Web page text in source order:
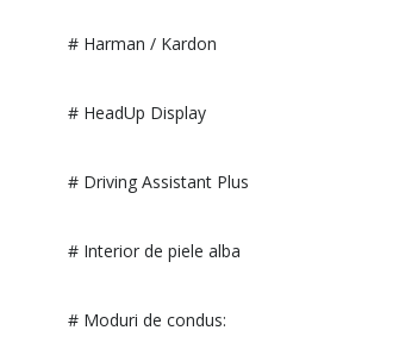
# Harman / Kardon
# HeadUp Display
# Driving Assistant Plus
# Interior de piele alba
# Moduri de condus: